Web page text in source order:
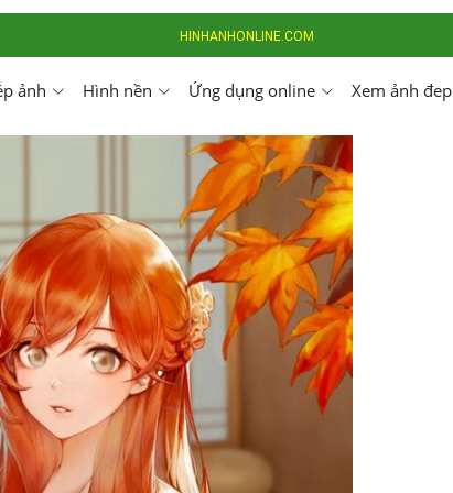
HINHANHONLINE.COM
ảnh Hình nền Ứng dụng online Xem ảnh đep